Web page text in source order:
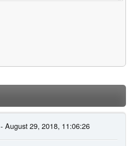
- August 29, 2018, 11:06:26